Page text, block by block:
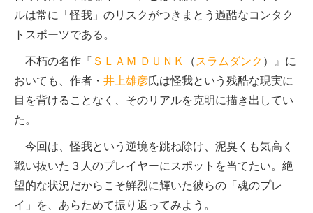
ルは常に「怪我」のリスクがつきまとう過酷なコンタク
トスポーツである。
不朽の名作『 ＳＬＡＭ ＤＵＮＫ （ スラムダンク ）』に
おいても、作者・ 井上雄彦氏は怪我という残酷な現実に
目を背けることなく、そのリアルを克明に描き出してい
た。
今回は、怪我という逆境を跳ね除け、泥臭くも気高く
戦い抜いた３人のプレイヤーにスポットを当てたい。絶
望的な状況だからこそ鮮烈に輝いた彼らの「魂のプレ
イ」を、あらためて振り返ってみよう。